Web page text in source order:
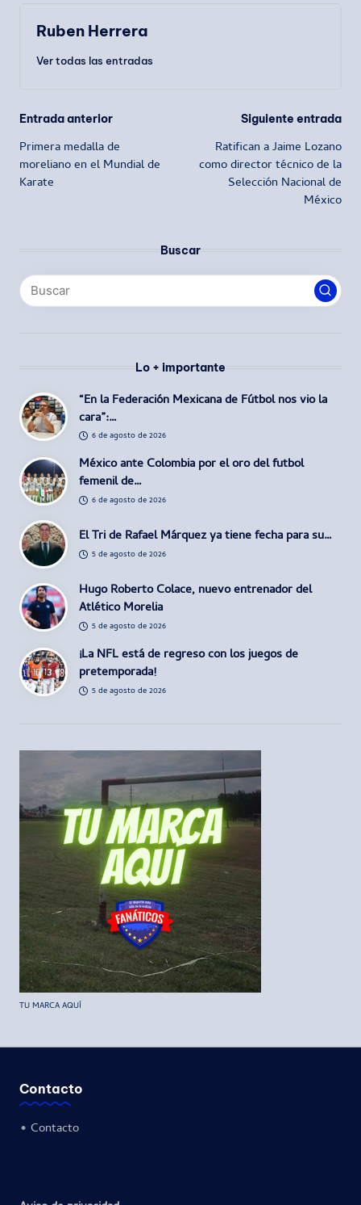
Ruben Herrera
Ver todas las entradas
Navegación
de
entradas
Entrada anterior
Primera medalla de
moreliano en el Mundial de
Karate
Siguiente entrada
Ratifican a Jaime Lozano
como director técnico de la
Selección Nacional de
México
Buscar
Lo + importante
“En la Federación Mexicana de Fútbol nos vio la
cara”:…
6 de agosto de 2026
México ante Colombia por el oro del futbol
femenil de…
6 de agosto de 2026
El Tri de Rafael Márquez ya tiene fecha para su…
5 de agosto de 2026
Hugo Roberto Colace, nuevo entrenador del
Atlético Morelia
5 de agosto de 2026
¡La NFL está de regreso con los juegos de
pretemporada!
5 de agosto de 2026
TU MARCA AQUÍ
Contacto
• Contacto